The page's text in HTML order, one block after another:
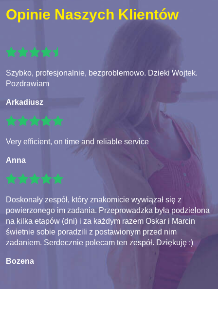
Opinie Naszych Klientów
Szybko, profesjonalnie, bezproblemowo. Dzieki Wojtek.
Pozdrawiam
Arkadiusz
Very efficient, on time and reliable service
Anna
Doskonały zespół, który znakomicie wywiązał się z
powierzonego im zadania. Przeprowadzka była podzielona
na kilka etapów (dni) i za każdym razem Oskar i Marcin
świetnie sobie poradzili z postawionym przed nim
zadaniem. Serdecznie polecam ten zespół. Dziękuję :)
Bozena